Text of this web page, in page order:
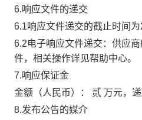
6.响应文件的递交
6.1响应文件递交的截止时间为
6.2电子响应文件递交：供应
件，相关操作详见帮助中心。
7.响应保证金
金额（人民币）：
贰 万元，
8.发布公告的媒介